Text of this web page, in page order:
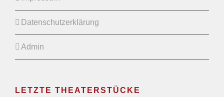
Datenschutzerklärung
Admin
LETZTE THEATERSTÜCKE